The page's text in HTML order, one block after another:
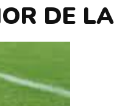
DE